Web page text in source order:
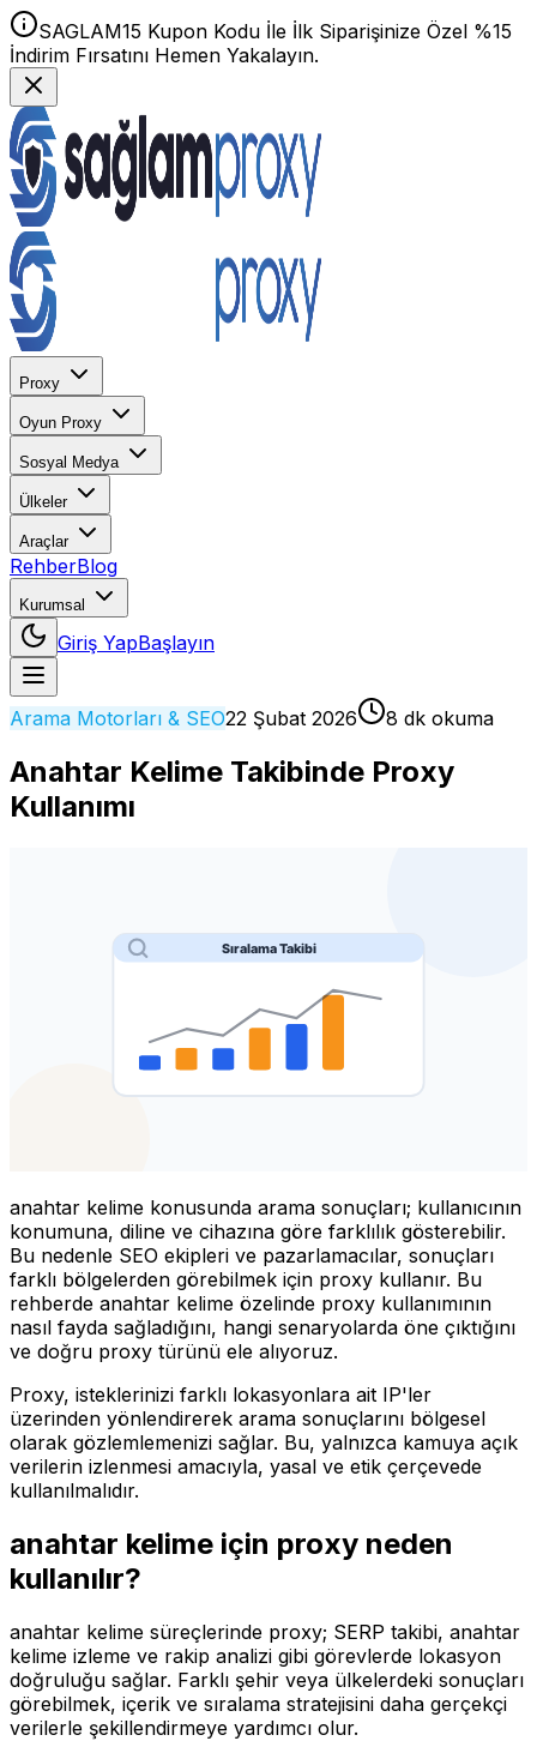
SAGLAM15 Kupon Kodu İle İlk Siparişinize Özel %15
İndirim Fırsatını Hemen Yakalayın.
Proxy
Oyun Proxy
Sosyal Medya
Ülkeler
Araçlar
RehberBlog
Kurumsal
Giriş YapBaşlayın
Arama Motorları & SEO22 Şubat 2026 8 dk okuma
Anahtar Kelime Takibinde Proxy
Kullanımı
anahtar kelime konusunda arama sonuçları; kullanıcının
konumuna, diline ve cihazına göre farklılık gösterebilir.
Bu nedenle SEO ekipleri ve pazarlamacılar, sonuçları
farklı bölgelerden görebilmek için proxy kullanır. Bu
rehberde anahtar kelime özelinde proxy kullanımının
nasıl fayda sağladığını, hangi senaryolarda öne çıktığını
ve doğru proxy türünü ele alıyoruz.
Proxy, isteklerinizi farklı lokasyonlara ait IP'ler
üzerinden yönlendirerek arama sonuçlarını bölgesel
olarak gözlemlemenizi sağlar. Bu, yalnızca kamuya açık
verilerin izlenmesi amacıyla, yasal ve etik çerçevede
kullanılmalıdır.
anahtar kelime için proxy neden
kullanılır?
anahtar kelime süreçlerinde proxy; SERP takibi, anahtar
kelime izleme ve rakip analizi gibi görevlerde lokasyon
doğruluğu sağlar. Farklı şehir veya ülkelerdeki sonuçları
görebilmek, içerik ve sıralama stratejisini daha gerçekçi
verilerle şekillendirmeye yardımcı olur.